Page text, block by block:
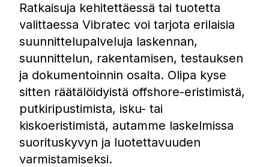
Ratkaisuja kehitettäessä tai tuotetta
valittaessa Vibratec voi tarjota erilaisia
suunnittelupalveluja laskennan,
suunnittelun, rakentamisen, testauksen
ja dokumentoinnin osalta. Olipa kyse
sitten räätälöidyistä offshore-eristimistä,
putkiripustimista, isku- tai
kiskoeristimistä, autamme laskelmissa
suorituskyvyn ja luotettavuuden
varmistamiseksi.